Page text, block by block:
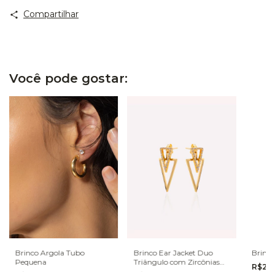
Compartilhar
Você pode gostar:
Brinco Argola Tubo
Pequena
Brinco Ear Jacket Duo
Triângulo com Zircônias